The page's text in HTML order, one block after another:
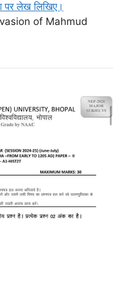
लेख लिखिए।
of Mahmud